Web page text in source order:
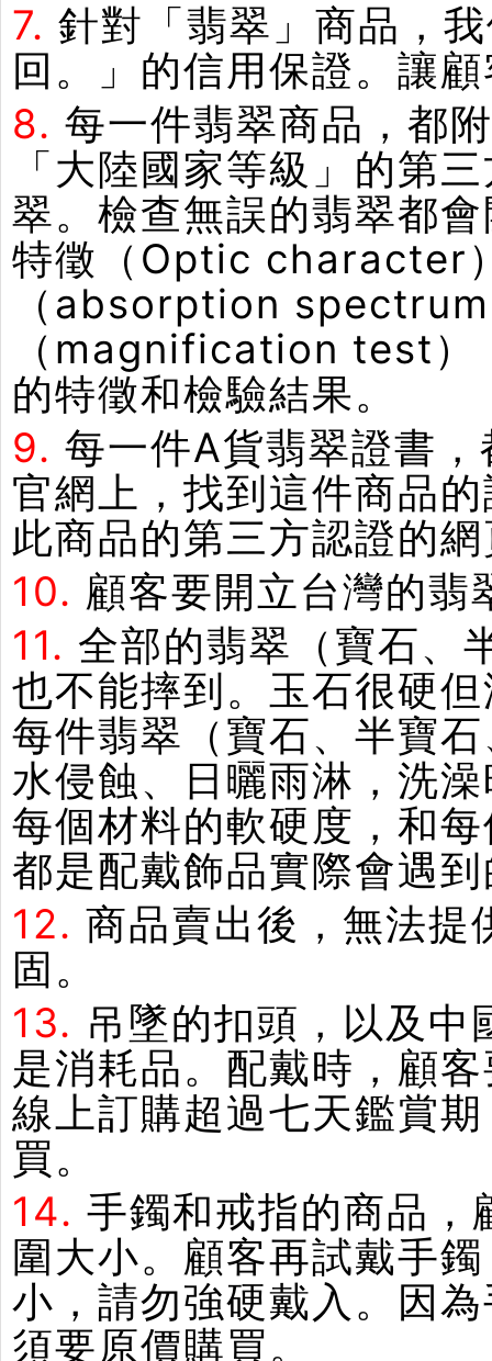
7. 針對「翡翠」商品，
回。」的信用保證。讓
8. 每一件翡翠商品，都
「大陸國家等級」的第
翠。檢查無誤的翡翠都
特徵（Optic character
（absorption
（magnification test）
的特徵和檢驗結果。
9. 每一件A貨翡翠證書
官網上，找到這件商品
此商品的第三方認證的
10. 顧客要開立台灣的翡
11. 全部的翡翠（寶石、
也不能摔到。玉石很硬
每件翡翠（寶石、半寶
水侵蝕、日曬雨淋，洗
每個材料的軟硬度，和
都是配戴飾品實際會遇
12. 商品賣出後，無法提
固。
13. 吊墜的扣頭，以及
是消耗品。配戴時，顧
線上訂購超過七天鑑賞
買。
14. 手鐲和戒指的商品，
圍大小。顧客再試戴手
小，請勿強硬戴入。因
須要原價購買。